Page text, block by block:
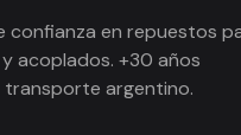
confianza en repuestos
acoplados. +30 años
argentino.